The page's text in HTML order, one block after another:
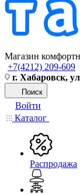
Магазин
+7(4212) 209-609
г. Хабаровск,
Поиск
Войти
Каталог
Распродажа